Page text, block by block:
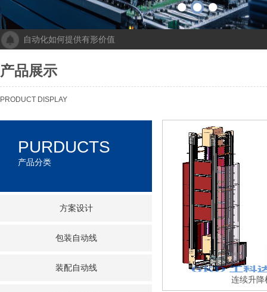
自动化如何提供有形价值
“未来工厂”啥样？机器人生“匠心”自动化会“上网”
个性化批量生产，灵活性显著提高！Faulhaber加速推动自动化生产
连续升降
PURDUCTS
产品分类
方案设计
包装自动线
装配自动线
产品展示
PRODUCT DISPLAY